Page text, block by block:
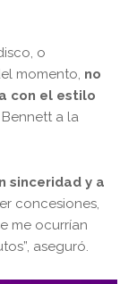
o
momento, no
con el estilo
Bennett a la
sinceridad y a
concesiones,
me ocurrían
aseguró.